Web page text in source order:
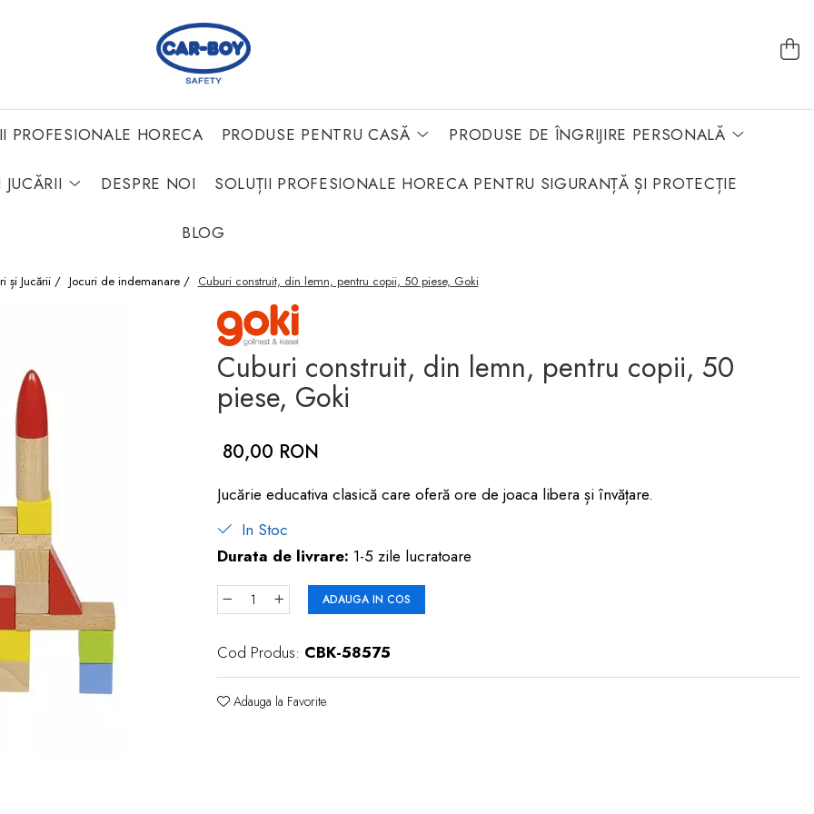
PROFESIONALE HORECA PRODUSE PENTRU CASĂ PRODUSE DE ÎNGRIJIRE PERSONALĂ
JUCĂRII DESPRE NOI SOLUȚII PROFESIONALE HORECA PENTRU SIGURANȚĂ ȘI PROTECȚIE
BLOG
și Jucării / Jocuri de indemanare / Cuburi construit, din lemn, pentru copii, 50 piese, Goki
Cuburi construit, din lemn, pentru copii, 50
piese, Goki
80,00 RON
Jucărie educativa clasică care oferă ore de joaca libera și învățare.
In Stoc
Durata de livrare: 1-5 zile lucratoare
ADAUGA IN COS
Cod Produs: CBK-58575
Adauga la Favorite